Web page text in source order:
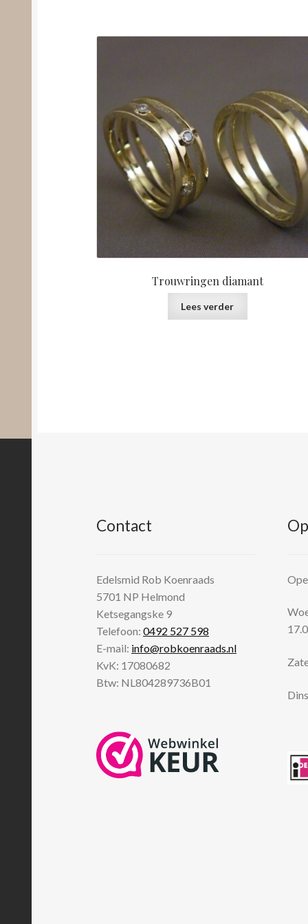
Trouwringen diamant
Lees verder
Contact
Edelsmid Rob Koenraads
5701 NP Helmond
Ketsegangske 9
Telefoon:0492 527 598
E-mail: info@robkoenraads.nl
KvK: 17080682
Btw: NL804289736B01